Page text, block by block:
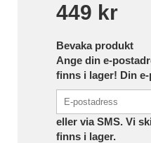
449 kr
Bevaka produkt
Ange din e-
finns i lager! Din
eller via SMS. Vi
finns i lager.